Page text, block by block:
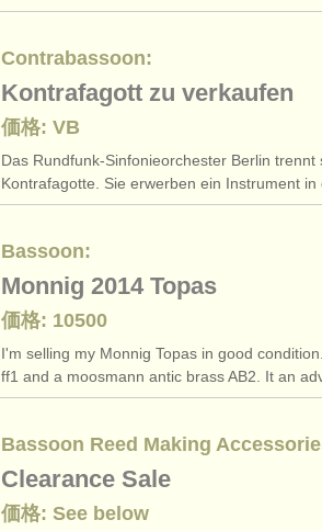
Contrabassoon:
Kontrafagott zu verkaufen
価格: VB
Das Rundfunk-Sinfonieorchester Berlin
Kontrafagotte. Sie erwerben ein Instrument in
Bassoon:
Monnig 2014 Topas
価格: 10500
I'm selling my Monnig Topas in good
ff1 and a moosmann antic brass AB2. It an
Bassoon Reed Making
Clearance Sale
価格: See below